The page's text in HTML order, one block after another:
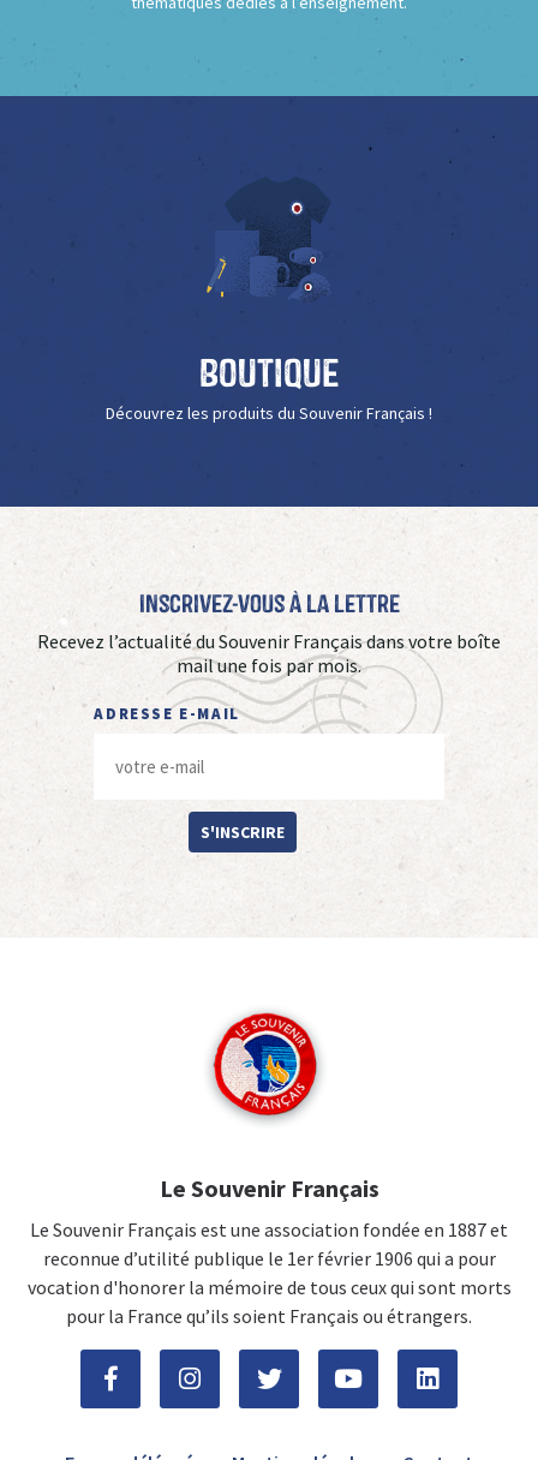
Boutique
Découvrez les produits du Souvenir Français !
Inscrivez-vous à La Lettre
Recevez l’actualité du Souvenir Français dans votre boîte
mail une fois par mois.
ADRESSE E-MAIL
S'INSCRIRE
Le Souvenir Français
Le Souvenir Français est une association fondée en 1887 et
reconnue d’utilité publique le 1er février 1906 qui a pour
vocation d'honorer la mémoire de tous ceux qui sont morts
pour la France qu’ils soient Français ou étrangers.